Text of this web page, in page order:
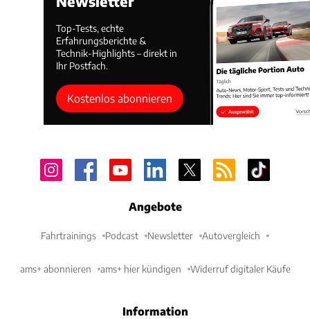
Top-Tests, echte
Erfahrungsberichte &
Technik-Highlights – direkt in
Ihr Postfach.
Kostenlos abonnieren
Angebote
Fahrtrainings Podcast Newsletter Autovergleich
ams+ abonnieren ams+ hier kündigen Widerruf digitaler Käufe
Information